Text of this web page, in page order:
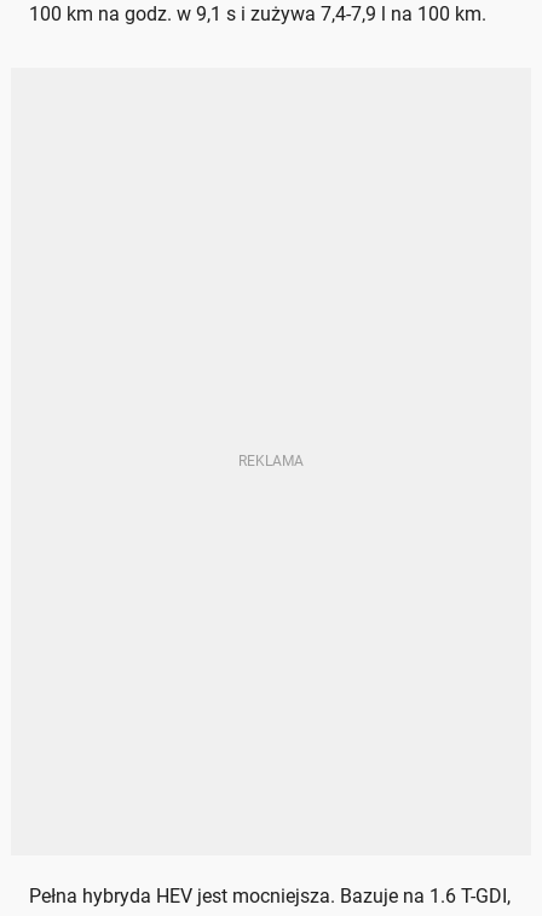
100 km na godz. w 9,1 s i zużywa 7,4-7,9 l na 100 km.
Pełna hybryda HEV jest mocniejsza. Bazuje na 1.6 T-GDI,